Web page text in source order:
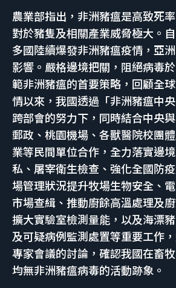
農業部指出，非洲豬瘟是高致死
對於豬隻及相關產業威脅極大。
多國陸續爆發非洲豬瘟疫情，亞
影響。嚴格邊境把關，阻絕病毒
範非洲豬瘟的首要策略，回顧全
情以來，我國透過「非洲豬瘟中央
跨部會的努力下，同時結合中央
郵政、桃園機場、各獸醫院校團
業等民間單位合作，全力落實邊
私、屠宰衛生檢查、強化全國防
場管理狀況提升牧場生物安全、
市場查緝、推動廚餘高溫處理及
擴大實驗室檢測量能，以及海漂
及可疑病例監測處置等重要工作
專家會議的討論，確認我國在畜
均無非洲豬瘟病毒的活動跡象。